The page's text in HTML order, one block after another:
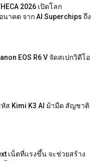
2026 เปิดโลก
าคต จาก AI Superchips ถึง
EOS R6 V จัดสเปกวิดีโอ
ส Kimi K3 AI ม้ามืด สัญชาติ
เน็ตที่แรงขึ้น จะช่วยสร้าง